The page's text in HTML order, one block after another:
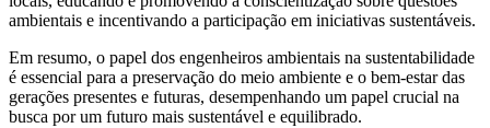
ambientais e incentivando a participação em iniciativas sustentáveis.
Em resumo, o papel dos engenheiros ambientais na sustentabilidade
é essencial para a preservação do meio ambiente e o bem-estar das
gerações presentes e futuras, desempenhando um papel crucial na
busca por um futuro mais sustentável e equilibrado.